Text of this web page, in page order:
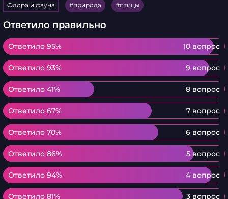
Флора и фауна природа птицы
Ответило правильно
Ответило 95% 10 вопрос
Ответило 95%
Ответило 93% 9 вопрос
Ответило 93%
Ответило 41% 8 вопрос
Ответило 41%
Ответило 67% 7 вопрос
Ответило 67%
Ответило 70% 6 вопрос
Ответило 70%
Ответило 86% 5 вопрос
Ответило 86%
Ответило 94% 4 вопрос
Ответило 94%
Ответило 81% 3 вопрос
Ответило 81%